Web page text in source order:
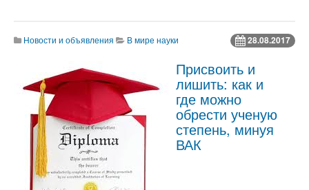
28.08.2017
Новости и объявления В мире науки
Присвоить и
лишить: как и
где можно
обрести ученую
степень, минуя
ВАК